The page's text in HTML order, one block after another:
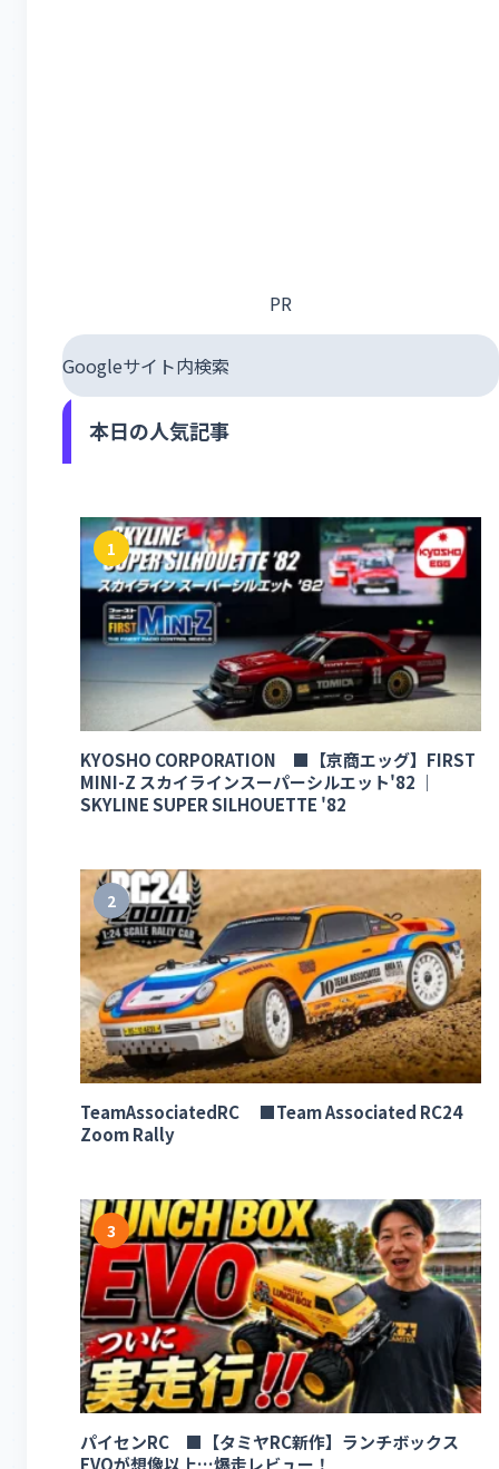
PR
Googleサイト内検索
本日の人気記事
1
KYOSHO CORPORATION ■【京商エッグ】FIRST
MINI-Z スカイラインスーパーシルエット'82 ｜
SKYLINE SUPER SILHOUETTE '82
2
TeamAssociatedRC ■Team Associated RC24
Zoom Rally
3
パイセンRC ■【タミヤRC新作】ランチボックス
EVOが想像以上…爆走レビュー！